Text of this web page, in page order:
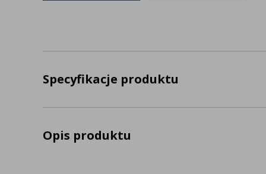
Specyfikacje produktu
Opis produktu